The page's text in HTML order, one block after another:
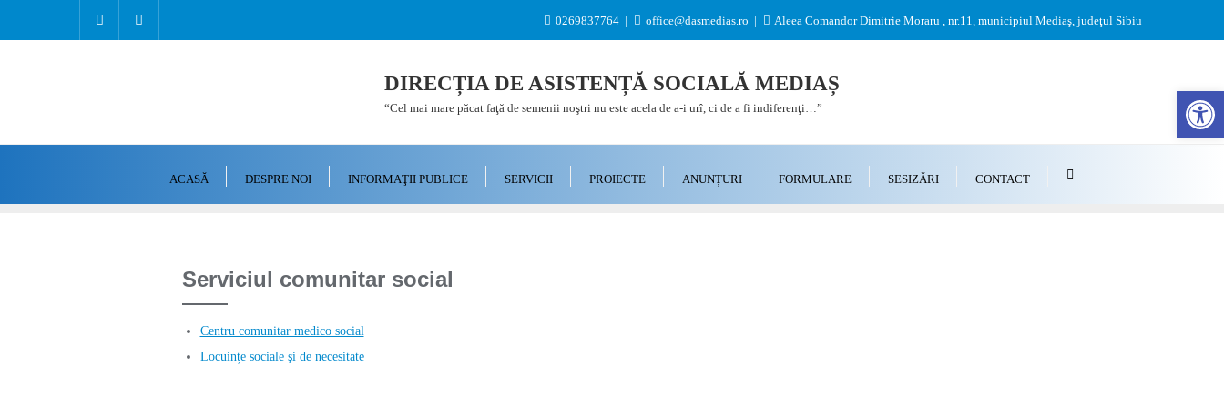
0269837764 office@dasmedias.ro Aleea Comandor Dimitrie Moraru , nr.11, municipiul Mediaş, judeţul Sibiu
DIRECȚIA DE ASISTENȚĂ SOCIALĂ MEDIAȘ
“Cel mai mare păcat faţă de semenii noştri nu este acela de a-i urî, ci de a fi indiferenţi…”
ACASĂ DESPRE NOI INFORMAŢII PUBLICE SERVICII PROIECTE ANUNȚURI FORMULARE SESIZĂRI CONTACT
Serviciul comunitar social
Centru comunitar medico social
Locuințe sociale şi de necesitate